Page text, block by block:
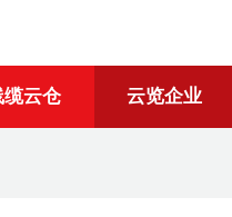
缆云仓 云览企业